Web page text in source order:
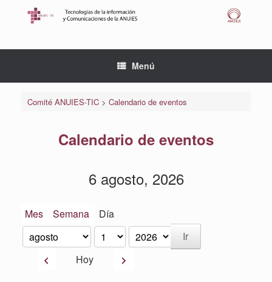
Menú
Comité ANUIES-TIC> Calendario de eventos
Calendario de eventos
6 agosto, 2026
Mes Semana Día
Mes
Día
Año
AnteriorHoy Siguiente